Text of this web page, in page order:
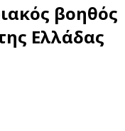
βοηθός
Ελλάδας